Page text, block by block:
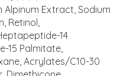
Extract, Sodium
Retinol,
14
15 Palmitate,
Acrylates/C10-30